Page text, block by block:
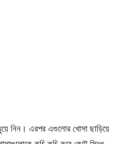
নিন। এরপর এগুলোর খোসা ছাড়িয়ে